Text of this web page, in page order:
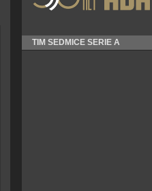
TIM SEDMICE SERIE A